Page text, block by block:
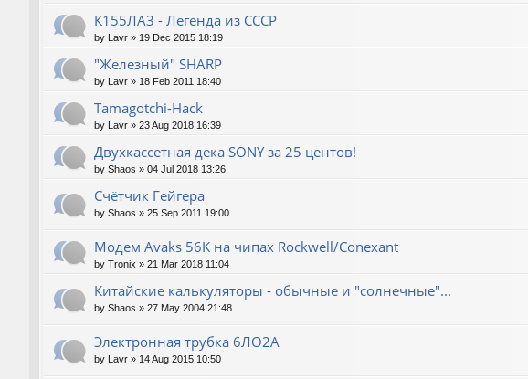
К155ЛА3 - Легенда из СССР
by Lavr » 19 Dec 2015 18:19
"Железный" SHARP
by Lavr » 18 Feb 2011 18:40
Tamagotchi-Hack
by Lavr » 23 Aug 2018 16:39
Двухкассетная дека SONY за 25 центов!
by Shaos » 04 Jul 2018 13:26
Счётчик Гейгера
by Shaos » 25 Sep 2011 19:00
Модем Avaks 56K на чипах Rockwell/Conexant
by Tronix » 21 Mar 2018 11:04
Китайские калькуляторы - обычные и "солнечные"...
by Shaos » 27 May 2004 21:48
Электронная трубка 6ЛО2А
by Lavr » 14 Aug 2015 10:50